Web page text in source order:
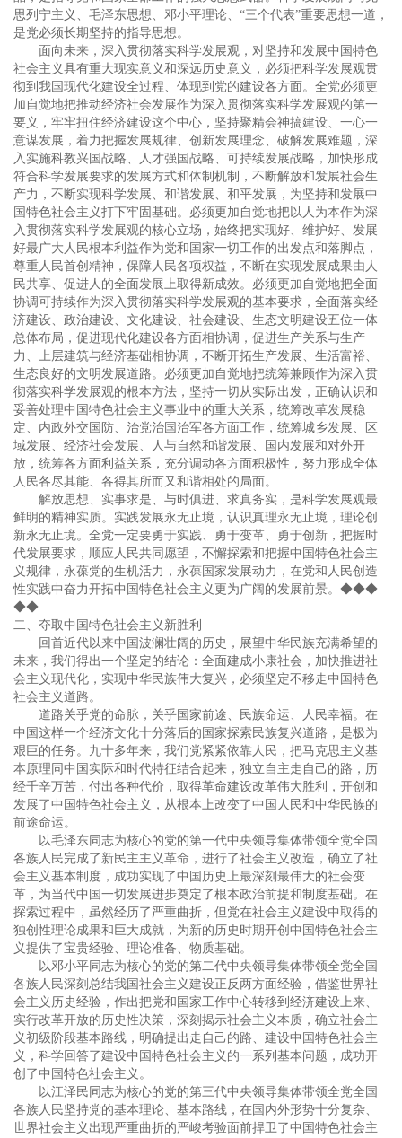
思列宁主义、毛泽东思想、邓小平理论、“三个代表”重要思想一道，
是党必须长期坚持的指导思想。
面向未来，深入贯彻落实科学发展观，对坚持和发展中国特色
社会主义具有重大现实意义和深远历史意义，必须把科学发展观贯
彻到我国现代化建设全过程、体现到党的建设各方面。全党必须更
加自觉地把推动经济社会发展作为深入贯彻落实科学发展观的第一
要义，牢牢扭住经济建设这个中心，坚持聚精会神搞建设、一心一
意谋发展，着力把握发展规律、创新发展理念、破解发展难题，深
入实施科教兴国战略、人才强国战略、可持续发展战略，加快形成
符合科学发展要求的发展方式和体制机制，不断解放和发展社会生
产力，不断实现科学发展、和谐发展、和平发展，为坚持和发展中
国特色社会主义打下牢固基础。必须更加自觉地把以人为本作为深
入贯彻落实科学发展观的核心立场，始终把实现好、维护好、发展
好最广大人民根本利益作为党和国家一切工作的出发点和落脚点，
尊重人民首创精神，保障人民各项权益，不断在实现发展成果由人
民共享、促进人的全面发展上取得新成效。必须更加自觉地把全面
协调可持续作为深入贯彻落实科学发展观的基本要求，全面落实经
济建设、政治建设、文化建设、社会建设、生态文明建设五位一体
总体布局，促进现代化建设各方面相协调，促进生产关系与生产
力、上层建筑与经济基础相协调，不断开拓生产发展、生活富裕、
生态良好的文明发展道路。必须更加自觉地把统筹兼顾作为深入贯
彻落实科学发展观的根本方法，坚持一切从实际出发，正确认识和
妥善处理中国特色社会主义事业中的重大关系，统筹改革发展稳
定、内政外交国防、治党治国治军各方面工作，统筹城乡发展、区
域发展、经济社会发展、人与自然和谐发展、国内发展和对外开
放，统筹各方面利益关系，充分调动各方面积极性，努力形成全体
人民各尽其能、各得其所而又和谐相处的局面。
解放思想、实事求是、与时俱进、求真务实，是科学发展观最
鲜明的精神实质。实践发展永无止境，认识真理永无止境，理论创
新永无止境。全党一定要勇于实践、勇于变革、勇于创新，把握时
代发展要求，顺应人民共同愿望，不懈探索和把握中国特色社会主
义规律，永葆党的生机活力，永葆国家发展动力，在党和人民创造
性实践中奋力开拓中国特色社会主义更为广阔的发展前景。◆◆◆
◆◆
二、夺取中国特色社会主义新胜利
回首近代以来中国波澜壮阔的历史，展望中华民族充满希望的
未来，我们得出一个坚定的结论：全面建成小康社会，加快推进社
会主义现代化，实现中华民族伟大复兴，必须坚定不移走中国特色
社会主义道路。
道路关乎党的命脉，关乎国家前途、民族命运、人民幸福。在
中国这样一个经济文化十分落后的国家探索民族复兴道路，是极为
艰巨的任务。九十多年来，我们党紧紧依靠人民，把马克思主义基
本原理同中国实际和时代特征结合起来，独立自主走自己的路，历
经千辛万苦，付出各种代价，取得革命建设改革伟大胜利，开创和
发展了中国特色社会主义，从根本上改变了中国人民和中华民族的
前途命运。
以毛泽东同志为核心的党的第一代中央领导集体带领全党全国
各族人民完成了新民主主义革命，进行了社会主义改造，确立了社
会主义基本制度，成功实现了中国历史上最深刻最伟大的社会变
革，为当代中国一切发展进步奠定了根本政治前提和制度基础。在
探索过程中，虽然经历了严重曲折，但党在社会主义建设中取得的
独创性理论成果和巨大成就，为新的历史时期开创中国特色社会主
义提供了宝贵经验、理论准备、物质基础。
以邓小平同志为核心的党的第二代中央领导集体带领全党全国
各族人民深刻总结我国社会主义建设正反两方面经验，借鉴世界社
会主义历史经验，作出把党和国家工作中心转移到经济建设上来、
实行改革开放的历史性决策，深刻揭示社会主义本质，确立社会主
义初级阶段基本路线，明确提出走自己的路、建设中国特色社会主
义，科学回答了建设中国特色社会主义的一系列基本问题，成功开
创了中国特色社会主义。
以江泽民同志为核心的党的第三代中央领导集体带领全党全国
各族人民坚持党的基本理论、基本路线，在国内外形势十分复杂、
世界社会主义出现严重曲折的严峻考验面前捍卫了中国特色社会主